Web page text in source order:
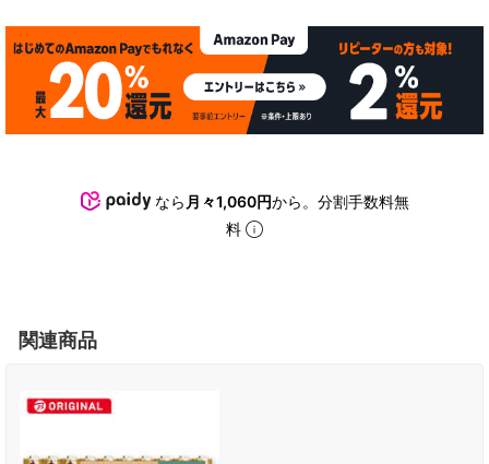
なら 月々1,060円から。分割手数料無
料
関連商品